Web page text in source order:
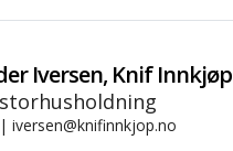
Iversen, Knif Innkjøp
| iversen@knifinnkjop.no